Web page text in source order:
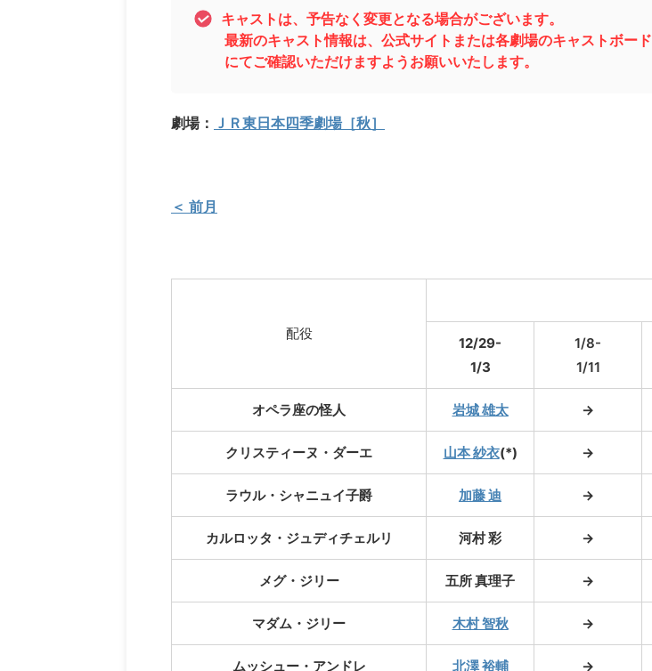
キャストは、予告なく変更となる場合がございます。
最新のキャスト情報は、公式サイトまたは各劇場のキャストボード
にてご確認いただけますようお願いいたします。
劇場： ＪＲ東日本四季劇場［秋］
＜ 前月
配役
12/29-
1/3
1/8-
1/11
オペラ座の怪人 岩城 雄太 →
クリスティーヌ・ダーエ 山本 紗衣(*) →
ラウル・シャニュイ子爵 加藤 迪 →
カルロッタ・ジュディチェルリ 河村 彩 →
メグ・ジリー 五所 真理子 →
マダム・ジリー 木村 智秋 →
ムッシュー・アンドレ 北澤 裕輔 →